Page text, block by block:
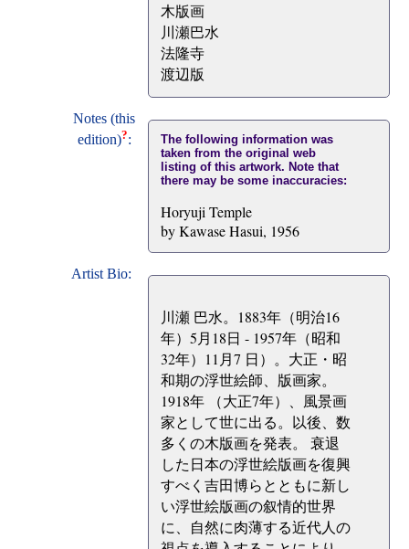
木版画
川瀬巴水
法隆寺
渡辺版
Notes (this
edition)?:
The following information was
taken from the original web
listing of this artwork. Note that
there may be some inaccuracies:
Horyuji Temple
by Kawase Hasui, 1956
Artist Bio:
川瀬 巴水。1883年（明治16
年）5月18日 - 1957年（昭和
32年）11月7 日）。大正・昭
和期の浮世絵師、版画家。
1918年 （大正7年）、風景画
家として世に出る。以後、数
多くの木版画を発表。 衰退
した日本の浮世絵版画を復興
すべく吉田博らとともに新し
い浮世絵版画の叙情的世界
に、自然に肉薄する近代人の